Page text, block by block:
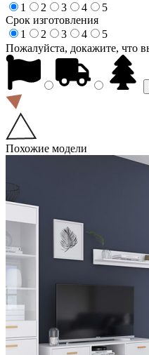
1
2 3 4
5
Срок изготовления
1
2 3 4
5
Пожалуйста, докажите, что
Похожие модели